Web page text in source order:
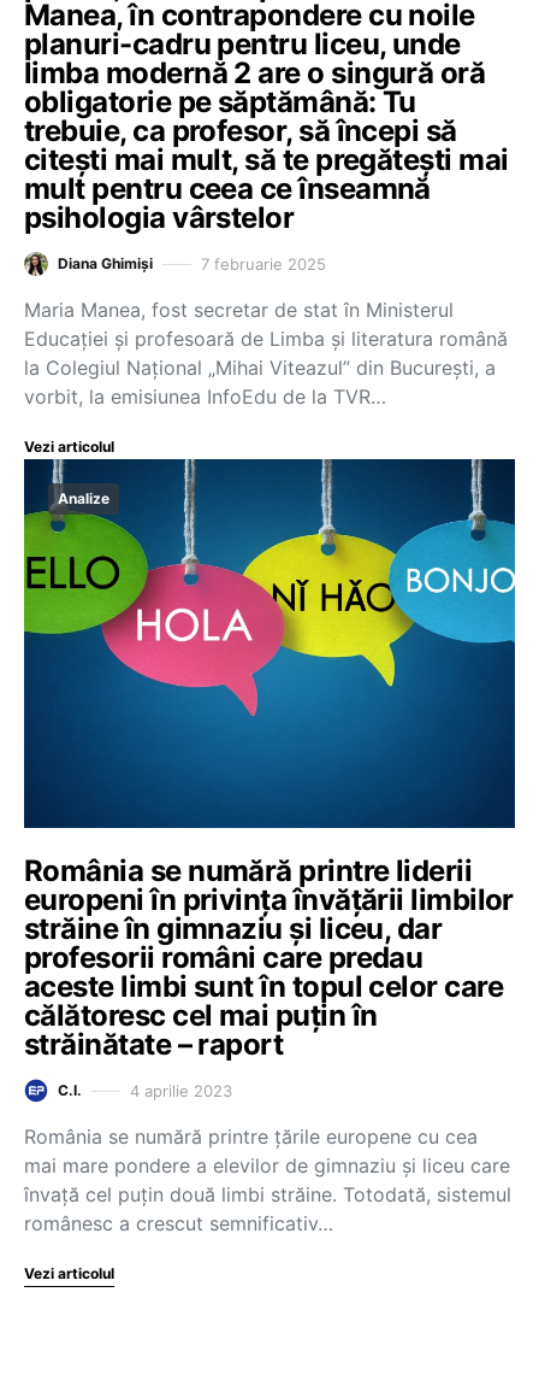
Manea, în contrapondere cu noile
planuri-cadru pentru liceu, unde
limba modernă 2 are o singură oră
obligatorie pe săptămână: Tu
trebuie, ca profesor, să începi să
citești mai mult, să te pregătești mai
mult pentru ceea ce înseamnă
psihologia vârstelor
Diana Ghimiși 7 februarie 2025
Maria Manea, fost secretar de stat în Ministerul
Educației și profesoară de Limba și literatura română
la Colegiul Național „Mihai Viteazul” din București, a
vorbit, la emisiunea InfoEdu de la TVR…
Vezi articolul
Analize
România se numără printre liderii
europeni în privința învățării limbilor
străine în gimnaziu și liceu, dar
profesorii români care predau
aceste limbi sunt în topul celor care
călătoresc cel mai puțin în
străinătate – raport
C.I. 4 aprilie 2023
România se numără printre țările europene cu cea
mai mare pondere a elevilor de gimnaziu și liceu care
învață cel puțin două limbi străine. Totodată, sistemul
românesc a crescut semnificativ…
Vezi articolul